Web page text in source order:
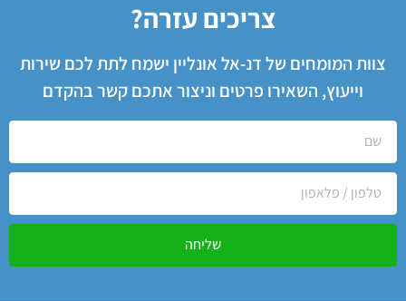
צריכים עזרה?
צוות המומחים של דנ-אל אונליין ישמח לתת לכם שירות
וייעוץ, השאירו פרטים וניצור אתכם קשר בהקדם
שליחה